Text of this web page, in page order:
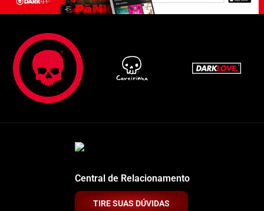
Central de Relacionamento
TIRE SUAS DÚVIDAS